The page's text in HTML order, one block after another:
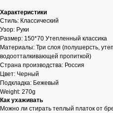
Характеристики
Стиль: Классический
Узор: Руки
Размер: 150*70 Утепленный классика
Материалы: Три слоя (полушерсть,
водоотталкивающей пропиткой)
Страна производства: Россия
Цвет: Черный
Подкладка: Бежевый
Weight: 270g
Как ухаживать
Можно ли стирать теплый платок от